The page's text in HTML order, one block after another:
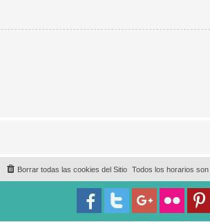
Todos los horarios son
Borrar todas las cookies del Sitio